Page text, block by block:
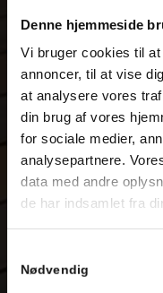
Denne hjemmeside
Vi bruger cookies til
annoncer, til at vise
at analysere vores
din brug af vores
for sociale medier,
analysepartnere.
data med andre
de har indsamlet fra
Nødvendig